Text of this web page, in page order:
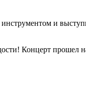
и
Концерт прошел